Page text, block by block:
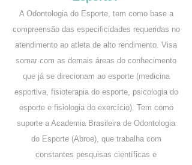
A Odontologia do Esporte, tem como base a
compreensão das especificidades requeridas no
atendimento ao atleta de alto rendimento. Visa
somar com as demais áreas do conhecimento
que já se direcionam ao esporte (medicina
esportiva, fisioterapia do esporte, psicologia do
esporte e fisiologia do exercício). Tem como
suporte a Academia Brasileira de Odontologia
do Esporte (Abroe), que trabalha com
constantes pesquisas científicas e